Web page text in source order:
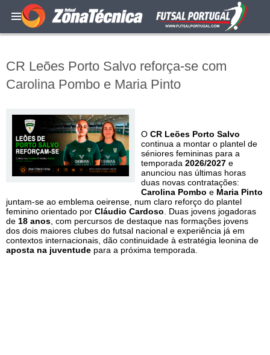
CR Leões Porto Salvo reforça-se com
Carolina Pombo e Maria Pinto
O CR Leões Porto Salvo
continua a montar o plantel de
séniores femininas para a
temporada 2026/2027 e
anunciou nas últimas horas
duas novas contratações:
Carolina Pombo e Maria Pinto
juntam-se ao emblema oeirense, num claro reforço do plantel
feminino orientado por Cláudio Cardoso . Duas jovens jogadoras
de 18 anos , com percursos de destaque nas formações jovens
dos dois maiores clubes do futsal nacional e experiência já em
contextos internacionais, dão continuidade à estratégia leonina de
aposta na juventude para a próxima temporada.